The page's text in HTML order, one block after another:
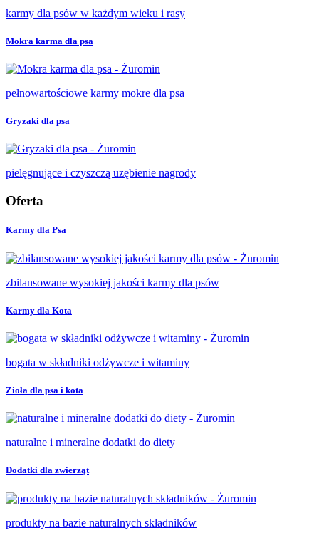
karmy dla psów w każdym wieku i rasy
Mokra karma dla psa
pełnowartościowe karmy mokre dla psa
Gryzaki dla psa
pielęgnujące i czyszczą uzębienie nagrody
Oferta
Karmy dla Psa
zbilansowane wysokiej jakości karmy dla psów
Karmy dla Kota
bogata w składniki odżywcze i witaminy
Zioła dla psa i kota
naturalne i mineralne dodatki do diety
Dodatki dla zwierząt
produkty na bazie naturalnych składników